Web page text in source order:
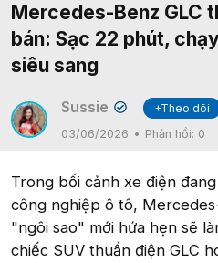
Mercedes-Benz GLC
bán: Sạc 22 phút,
siêu sang
Sussie ✔
+Theo dõi
03/06/2026
Phản hồi: 0
Trong bối cảnh xe điện
công nghiệp ô tô,
"ngôi sao" mới hứa hẹn sẽ
chiếc SUV thuần điện GLC